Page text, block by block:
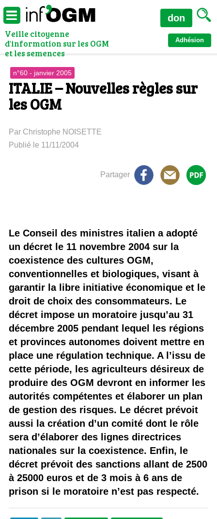
Veille citoyenne
d'information sur les OGM
et les semences
Adhésion
don
n°60 - janvier 2005
ITALIE – Nouvelles règles sur
les OGM
Par Christophe NOISETTE
Publié le 11/11/2004
Partager
Le Conseil des ministres italien a adopté
un décret le 11 novembre 2004 sur la
coexistence des cultures OGM,
conventionnelles et biologiques, visant à
garantir la libre initiative économique et le
droit de choix des consommateurs. Le
décret impose un moratoire jusqu’au 31
décembre 2005 pendant lequel les régions
et provinces autonomes doivent mettre en
place une régulation technique. A l’issu de
cette période, les agriculteurs désireux de
produire des OGM devront en informer les
autorités compétentes et élaborer un plan
de gestion des risques. Le décret prévoit
aussi la création d’un comité dont le rôle
sera d’élaborer des lignes directrices
nationales sur la coexistence. Enfin, le
décret prévoit des sanctions allant de 2500
à 25000 euros et de 3 mois à 6 ans de
prison si le moratoire n’est pas respecté.